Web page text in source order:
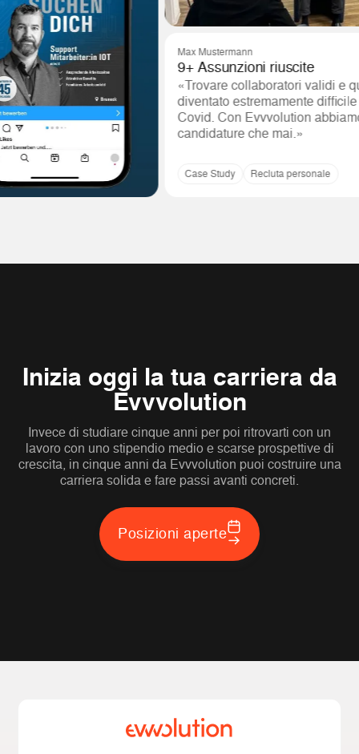
Max Mustermann
9+ Assunzioni riuscite
«Trovare collaboratori validi e
diventato estremamente difficile dopo il
Covid. Con Evvvolution abbiamo
candidature che mai.»
Case Study Recluta personale
Inizia oggi la tua carriera da
Evvvolution
Invece di studiare cinque anni per poi ritrovarti con un
lavoro con uno stipendio medio e scarse prospettive di
crescita, in cinque anni da Evvvolution puoi costruire una
carriera solida e fare passi avanti concreti.
Posizioni aperte